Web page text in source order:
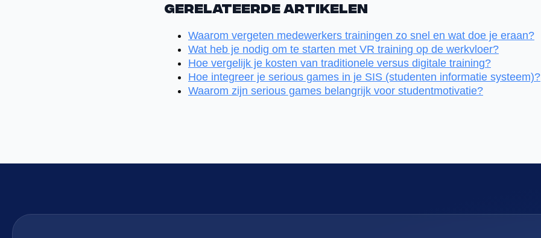
Gerelateerde artikelen
Waarom vergeten medewerkers trainingen zo snel en wat doe je eraan?
Wat heb je nodig om te starten met VR training op de werkvloer?
Hoe vergelijk je kosten van traditionele versus digitale training?
Hoe integreer je serious games in je SIS (studenten informatie systeem)?
Waarom zijn serious games belangrijk voor studentmotivatie?